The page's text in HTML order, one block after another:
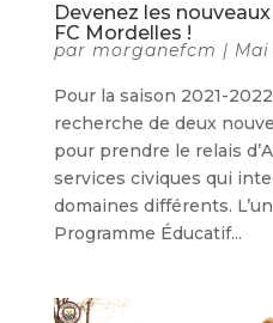
Devenez les
FC Mordelles !
par morganefcm | Mai
Pour la saison 2021-
recherche de deux
pour prendre le relais
services civiques qui
domaines différents.
Programme Éducatif...